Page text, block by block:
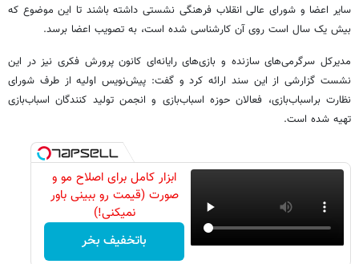
سایر اعضا و شورای عالی انقلاب فرهنگی نشستی داشته باشند تا این موضوع که
بیش یک سال است روی آن کارشناسی شده است، به تصویب اعضا برسد.
مدیرکل سرگرمی‌های سازنده و بازی‌های رایانه‌ای کانون پرورش فکری نیز در این
نشست گزارشی از این سند ارائه کرد و گفت: پیش‌نویس اولیه از طرف شورای
نظارت براسباب‌بازی، فعالان حوزه اسباب‌بازی و انجمن تولید کنندگان اسباب‌بازی
تهیه شده است.
ابزار کامل برای اصلاح مو و
صورت (قیمت رو ببینی باور
نمیکنی!)
باتخفیف بخر